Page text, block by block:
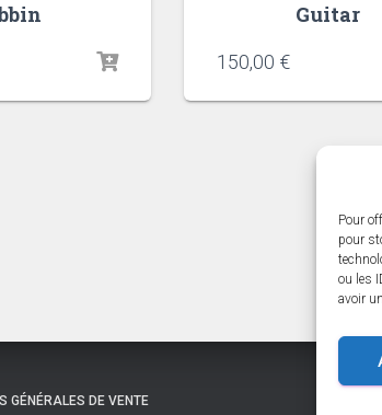
Pour
pour
ou les
avoir
Guitar
150,00 €
GÉNÉRALES DE VENTE